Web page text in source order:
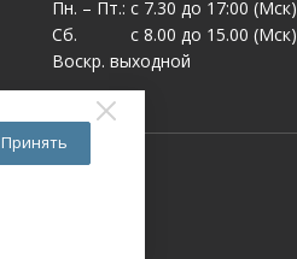
Пн. – Пт.: с 7.30 до 17:00 (Мск)
Сб. с 8.00 до 15.00 (Мск)
Воскр. выходной
Принять